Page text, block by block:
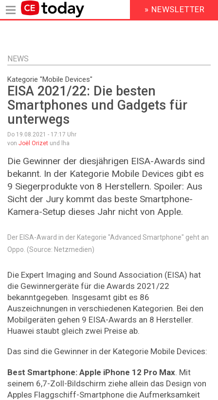
Inhalt
HEADER
MENU
» NEWSLETTER
NEWS
Kategorie "Mobile Devices"
EISA 2021/22: Die besten
Smartphones und Gadgets für
unterwegs
Do 19.08.2021 - 17:17 Uhr
von Joël Orizet und lha
Die Gewinner der diesjährigen EISA-Awards sind
bekannt. In der Kategorie Mobile Devices gibt es
9 Siegerprodukte von 8 Herstellern. Spoiler: Aus
Sicht der Jury kommt das beste Smartphone-
Kamera-Setup dieses Jahr nicht von Apple.
Der EISA-Award in der Kategorie "Advanced Smartphone" geht an
Oppo. (Source: Netzmedien)
Die Expert Imaging and Sound Association (EISA) hat
die Gewinnergeräte für die Awards 2021/22
bekanntgegeben. Insgesamt gibt es 86
Auszeichnungen in verschiedenen Kategorien. Bei den
Mobilgeräten gehen 9 EISA-Awards an 8 Hersteller.
Huawei staubt gleich zwei Preise ab.
Das sind die Gewinner in der Kategorie Mobile Devices:
Best Smartphone: Apple iPhone 12 Pro Max. Mit
seinem 6,7-Zoll-Bildschirm ziehe allein das Design von
Apples Flaggschiff-Smartphone die Aufmerksamkeit